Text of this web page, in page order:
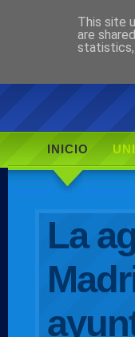
INICIO
La
This site
are
statistics,